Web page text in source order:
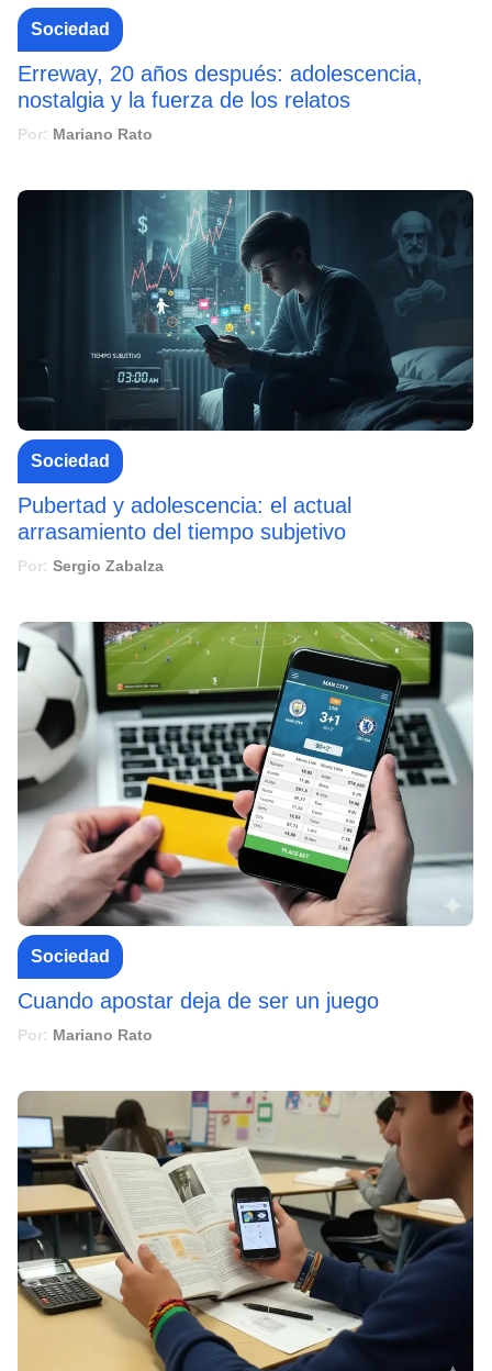
Sociedad
Erreway, 20 años después: adolescencia,
nostalgia y la fuerza de los relatos
Por: Mariano Rato
Sociedad
Pubertad y adolescencia: el actual
arrasamiento del tiempo subjetivo
Por: Sergio Zabalza
Sociedad
Cuando apostar deja de ser un juego
Por: Mariano Rato